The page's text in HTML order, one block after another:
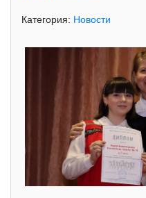
Категория: Новости